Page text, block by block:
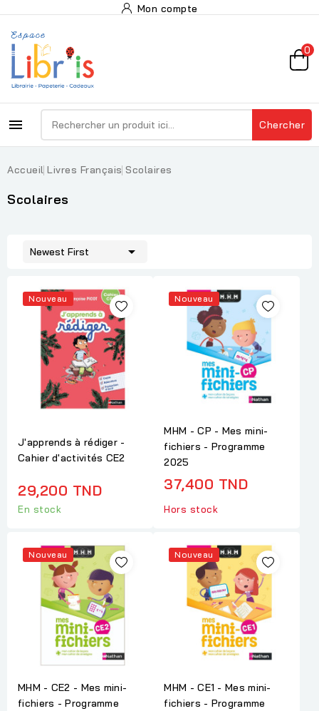
Mon compte
0
 Chercher
Accueil Livres Français Scolaires
Scolaires
Newest First 
Nouveau
J'apprends à rédiger -
Cahier d'activités CE2
29,200 TND
En stock
Nouveau
MHM - CP - Mes mini-
fichiers - Programme
2025
37,400 TND
Hors stock
Nouveau
MHM - CE2 - Mes mini-
fichiers - Programme
Nouveau
MHM - CE1 - Mes mini-
fichiers - Programme